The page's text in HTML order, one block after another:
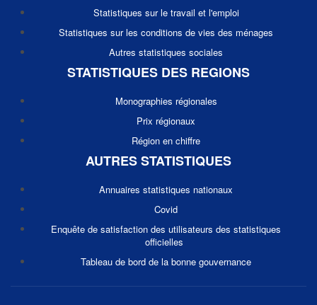
Statistiques sur le travail et l'emploi
Statistiques sur les conditions de vies des ménages
Autres statistiques sociales
STATISTIQUES DES REGIONS
Monographies régionales
Prix régionaux
Région en chiffre
AUTRES STATISTIQUES
Annuaires statistiques nationaux
Covid
Enquête de satisfaction des utilisateurs des statistiques
officielles
Tableau de bord de la bonne gouvernance